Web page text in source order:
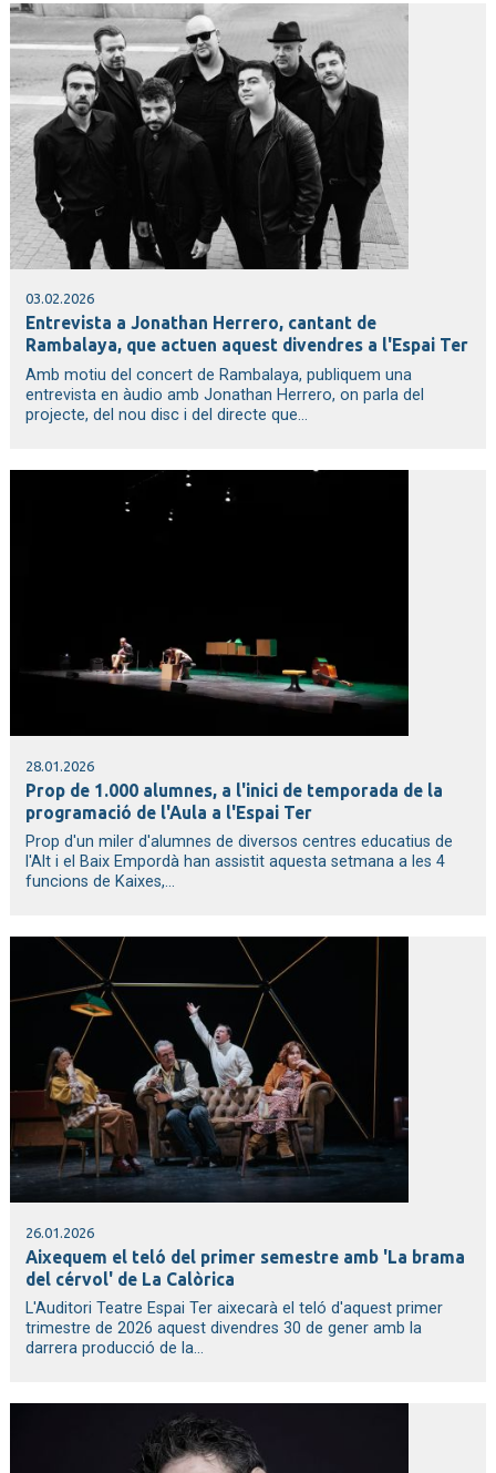
03.02.2026
Entrevista a Jonathan Herrero, cantant de
Rambalaya, que actuen aquest divendres a l'Espai Ter
Amb motiu del concert de Rambalaya, publiquem una
entrevista en àudio amb Jonathan Herrero, on parla del
projecte, del nou disc i del directe que...
28.01.2026
Prop de 1.000 alumnes, a l'inici de temporada de la
programació de l'Aula a l'Espai Ter
Prop d'un miler d'alumnes de diversos centres educatius de
l'Alt i el Baix Empordà han assistit aquesta setmana a les 4
funcions de Kaixes,...
26.01.2026
Aixequem el teló del primer semestre amb 'La brama
del cérvol' de La Calòrica
L'Auditori Teatre Espai Ter aixecarà el teló d'aquest primer
trimestre de 2026 aquest divendres 30 de gener amb la
darrera producció de la...